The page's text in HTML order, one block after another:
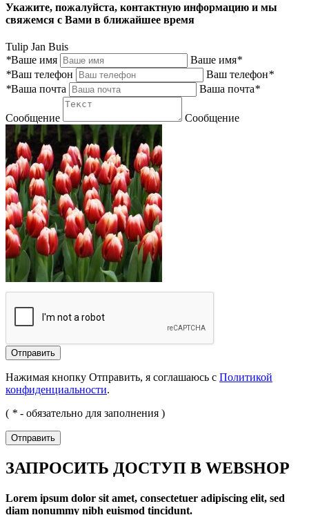
Укажите, пожалуйста, контактную информацию и мы
свяжемся с Вами в ближайшее время
Tulip Jan Buis
*Ваше имя Ваше имя*
*Ваш телефон Ваш телефон*
*Ваша почта Ваша почта*
Сообщение Сообщение
Отправить
Нажимая кнопку Отправить, я соглашаюсь с Политикой
конфиденциальности.
( * - обязательно для заполнения )
Отправить
ЗАПРОСИТЬ ДОСТУП В WEBSHOP
Lorem ipsum dolor sit amet, consectetuer adipiscing elit, sed
diam nonummy nibh euismod tincidunt.